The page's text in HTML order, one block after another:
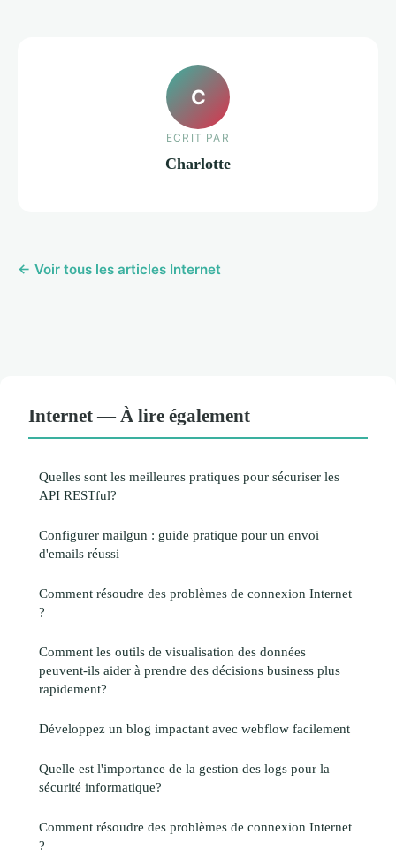
C
ECRIT PAR
Charlotte
← Voir tous les articles Internet
Internet — À lire également
Quelles sont les meilleures pratiques pour sécuriser les
API RESTful?
Configurer mailgun : guide pratique pour un envoi
d'emails réussi
Comment résoudre des problèmes de connexion Internet
?
Comment les outils de visualisation des données
peuvent-ils aider à prendre des décisions business plus
rapidement?
Développez un blog impactant avec webflow facilement
Quelle est l'importance de la gestion des logs pour la
sécurité informatique?
Comment résoudre des problèmes de connexion Internet
?